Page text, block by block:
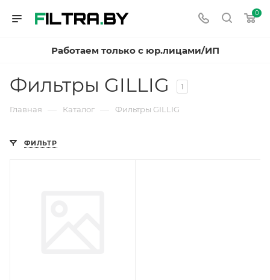
0
Работаем только с юр.лицами/ИП
Фильтры GILLIG 1
Главная — Каталог — Фильтры GILLIG
ФИЛЬТР